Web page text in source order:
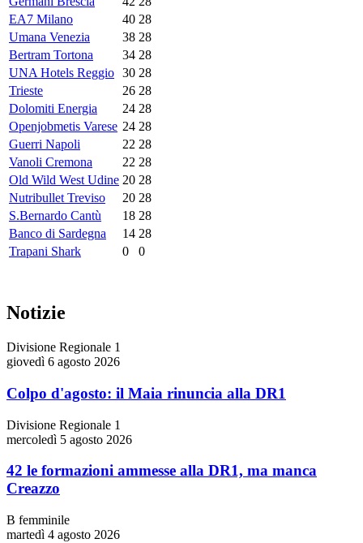
EA7 Milano
40 28
Umana Venezia
38 28
Bertram Tortona
34 28
UNA Hotels Reggio 30 28
Trieste
26 28
Dolomiti Energia
24 28
Openjobmetis Varese 24 28
Guerri Napoli
22 28
Vanoli Cremona
22 28
Old Wild West Udine 20 28
Nutribullet Treviso
20 28
S.Bernardo Cantù
18 28
Banco di Sardegna
14 28
Trapani Shark
0 0
Notizie
Divisione Regionale 1
giovedì 6 agosto 2026
Colpo d'agosto: il Maia rinuncia alla DR1
Divisione Regionale 1
mercoledì 5 agosto 2026
42 le formazioni ammesse alla DR1, ma manca
Creazzo
B femminile
martedì 4 agosto 2026